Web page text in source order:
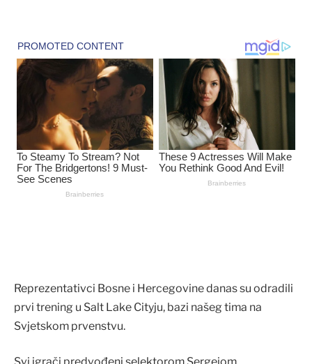
Reprezentativci Bosne i Hercegovine danas su odradili
prvi trening u Salt Lake Cityju, bazi našeg tima na
Svjetskom prvenstvu.